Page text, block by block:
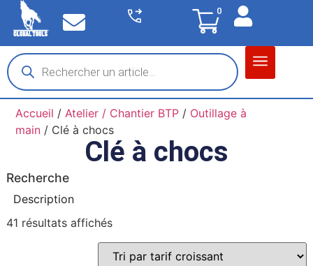
0
Accueil / Atelier / Chantier BTP / Outillage à
main / Clé à chocs
Clé à chocs
Recherche
Description
41 résultats affichés